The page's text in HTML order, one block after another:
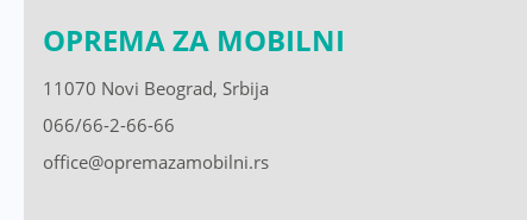
OPREMA ZA MOBILNI
11070 Novi Beograd, Srbija
066/66-2-66-66
office@opremazamobilni.rs